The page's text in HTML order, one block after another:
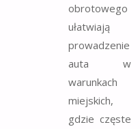
obrotowego
ułatwiają
prowadzenie
auta w
warunkach
miejskich,
gdzie częste